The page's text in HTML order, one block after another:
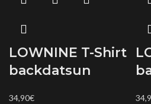
LOWNINE T-Shirt
backdatsun
34,90€